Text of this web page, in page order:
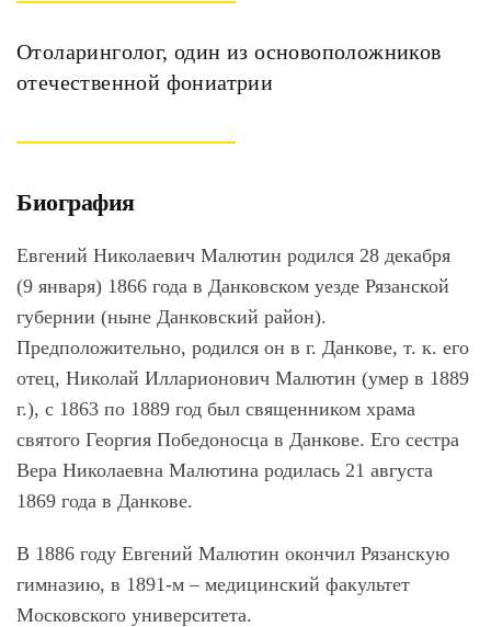
Отоларинголог, один из основоположников
отечественной фониатрии
Биография
Евгений Николаевич Малютин родился 28 декабря
(9 января) 1866 года в Данковском уезде Рязанской
губернии (ныне Данковский район).
Предположительно, родился он в г. Данкове, т. к. его
отец, Николай Илларионович Малютин (умер в 1889
г.), с 1863 по 1889 год был священником храма
святого Георгия Победоносца в Данкове. Его сестра
Вера Николаевна Малютина родилась 21 августа
1869 года в Данкове.
В 1886 году Евгений Малютин окончил Рязанскую
гимназию, в 1891-м – медицинский факультет
Московского университета.